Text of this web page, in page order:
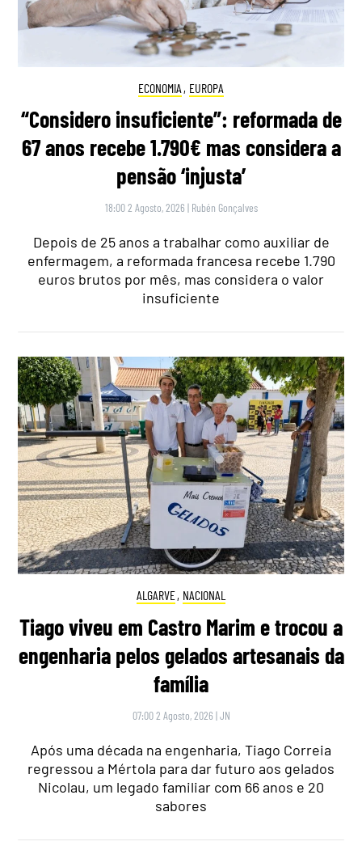
ECONOMIA , EUROPA
“Considero insuficiente”: reformada de
67 anos recebe 1.790€ mas considera a
pensão ‘injusta’
18:00 2 Agosto, 2026 | Rubén Gonçalves
Depois de 25 anos a trabalhar como auxiliar de
enfermagem, a reformada francesa recebe 1.790
euros brutos por mês, mas considera o valor
insuficiente
ALGARVE, NACIONAL
Tiago viveu em Castro Marim e trocou a
engenharia pelos gelados artesanais da
família
07:00 2 Agosto, 2026 |JN
Após uma década na engenharia, Tiago Correia
regressou a Mértola para dar futuro aos gelados
Nicolau, um legado familiar com 66 anos e 20
sabores